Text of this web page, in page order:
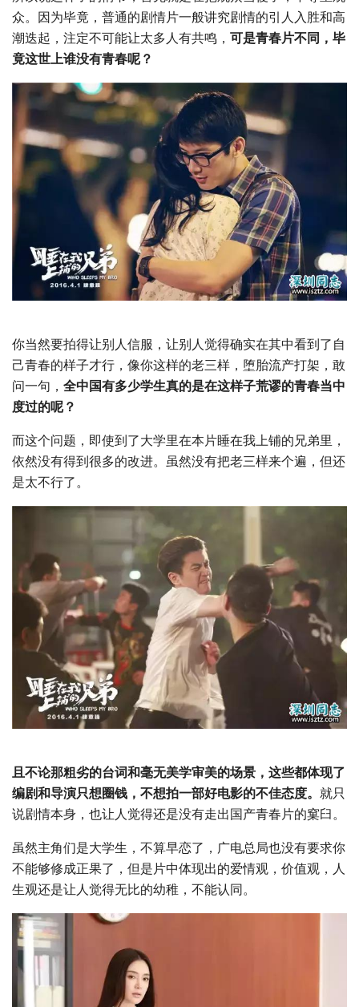
众。因为毕竟，普通的剧情片一般讲究剧情的引人入胜和高
潮迭起，注定不可能让太多人有共鸣， 可是青春片不同，毕
竟这世上谁没有青春呢？
你当然要拍得让别人信服，让别人觉得确实在其中看到了自
己青春的样子才行，像你这样的老三样，堕胎流产打架，敢
问一句， 全中国有多少学生真的是在这样子荒谬的青春当中
度过的呢？
而这个问题，即使到了大学里在本片睡在我上铺的兄弟里，
依然没有得到很多的改进。虽然没有把老三样来个遍，但还
是太不行了。
且不论那粗劣的台词和毫无美学审美的场景，这些都体现了
编剧和导演只想圈钱，不想拍一部好电影的不佳态度。 就只
说剧情本身，也让人觉得还是没有走出国产青春片的窠臼。
虽然主角们是大学生，不算早恋了，广电总局也没有要求你
不能够修成正果了，但是片中体现出的爱情观，价值观，人
生观还是让人觉得无比的幼稚，不能认同。